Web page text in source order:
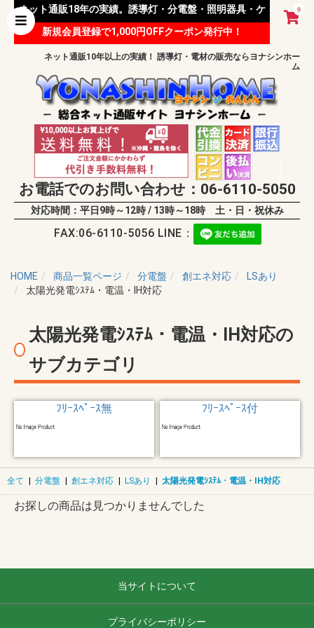
0
ネット通販18年の実績。誘導灯・分電盤・照明器具・ケ
ーブル等 様々な資材を取り扱っています。
新規会員登録で1,000円OFFクーポン発行中！
ネット通販10年以上の実績！ 誘導灯・電材の販売ならヨナシンホー
ム
お電話でのお問い合わせ：06-6110-5050
対応時間：平日9時～12時 / 13時～18時 土・日・祝休み
FAX:06-6110-5056 LINE：
HOME 商品一覧ページ 分電盤 創エネ対応
LSあり
太陽光発電ｼｽﾃﾑ・電温・IH対応
太陽光発電ｼｽﾃﾑ・電温・IH対応の
サブカテゴリ
ﾌﾘｰｽﾍﾟｰｽ無 ﾌﾘｰｽﾍﾟｰｽ付
全て | 分電盤 | 創エネ対応 | LSあり | 太陽光発電ｼｽﾃﾑ・電温・IH対応
お探しの商品は見つかりませんでした
当サイトについて
プライバシーポリシー